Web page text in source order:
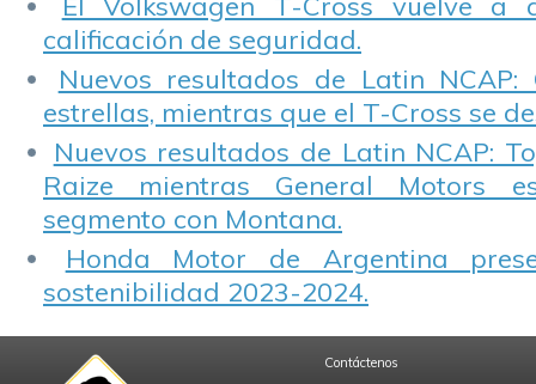
calificación de seguridad.
Nuevos resultados de Latin NCAP:
estrellas, mientras que el T-Cross se
Nuevos resultados de Latin NCAP:
Raize mientras General Motors
segmento con Montana.
Honda Motor de Argentina
sostenibilidad 2023-2024.
Contáctenos